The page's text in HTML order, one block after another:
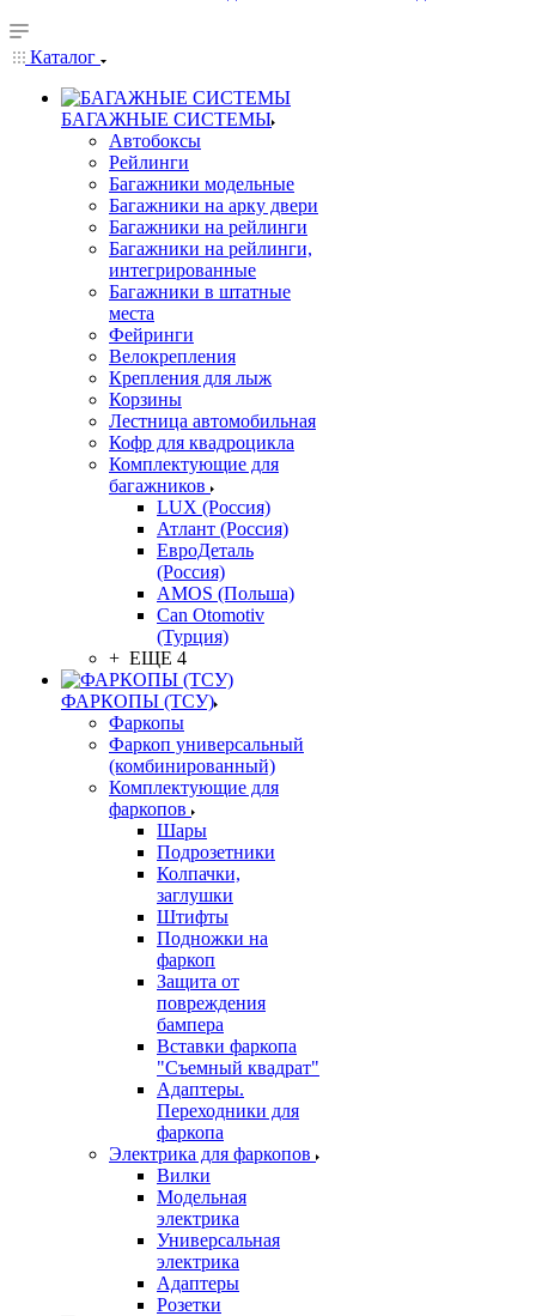
Каталог
БАГАЖНЫЕ СИСТЕМЫ
Автобоксы
Рейлинги
Багажники модельные
Багажники на арку двери
Багажники на рейлинги
Багажники на рейлинги,
интегрированные
Багажники в штатные
места
Фейринги
Велокрепления
Крепления для лыж
Корзины
Лестница автомобильная
Кофр для квадроцикла
Комплектующие для
багажников
LUX (Россия)
Атлант (Россия)
ЕвроДеталь
(Россия)
AMOS (Польша)
Can Otomotiv
(Турция)
+ ЕЩЕ 4
ФАРКОПЫ (ТСУ)
Фаркопы
Фаркоп универсальный
(комбинированный)
Комплектующие для
фаркопов
Шары
Подрозетники
Колпачки,
заглушки
Штифты
Подножки на
фаркоп
Защита от
повреждения
бампера
Вставки фаркопа
"Съемный квадрат"
Адаптеры.
Переходники для
фаркопа
Электрика для фаркопов
Вилки
Модельная
электрика
Универсальная
электрика
Адаптеры
Розетки